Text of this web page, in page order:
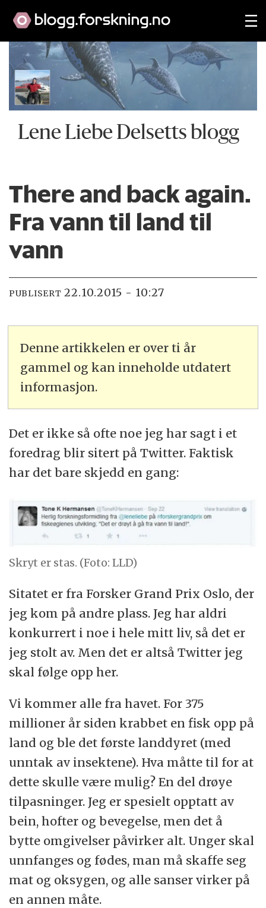
Lene Liebe Delsetts blogg
There and back again.
Fra vann til land til
vann
PUBLISERT 22.10.2015 - 10:27
Denne artikkelen er over ti år
gammel og kan inneholde utdatert
informasjon.
Det er ikke så ofte noe jeg har sagt i et
foredrag blir sitert på Twitter. Faktisk
har det bare skjedd en gang:
Skryt er stas. (Foto: LLD)
Sitatet er fra Forsker Grand Prix Oslo, der
jeg kom på andre plass. Jeg har aldri
konkurrert i noe i hele mitt liv, så det er
jeg stolt av. Men det er altså Twitter jeg
skal følge opp her.
Vi kommer alle fra havet. For 375
millioner år siden krabbet en fisk opp på
land og ble det første landdyret (med
unntak av insektene). Hva måtte til for at
dette skulle være mulig? En del drøye
tilpasninger. Jeg er spesielt opptatt av
bein, hofter og bevegelse, men det å
bytte omgivelser påvirker alt. Unger skal
unnfanges og fødes, man må skaffe seg
mat og oksygen, og alle sanser virker på
en annen måte.